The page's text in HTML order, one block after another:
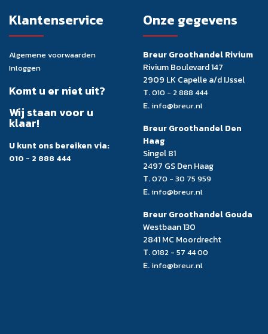
Klantenservice
Algemene voorwaarden
Inloggen
Komt u er niet uit?
Wij staan voor u
klaar!
U kunt ons bereiken via:
010 - 2 888 444
Onze gegevens
Breur Groothandel Rivium
Rivium Boulevard 147
2909 LK Capelle a/d IJssel
T.010 - 2 888 444
E. info@breur.nl
Breur Groothandel Den
Haag
Singel 81
2497 GS Den Haag
T.070 - 30 75 959
E. info@breur.nl
Breur Groothandel Gouda
Westbaan 130
2841 MC Moordrecht
T.0182 - 57 44 00
E. info@breur.nl